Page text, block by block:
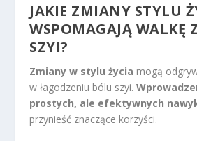
JAKIE ZMIANY STYLU
WSPOMAGAJĄ WALKĘ
SZYI?
Zmiany w stylu życia mogą
w łagodzeniu bólu szyi.
prostych, ale efektywnych
przynieść znaczące korzyści.